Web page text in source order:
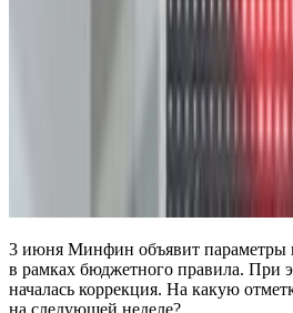
3 июня Минфин объявит параметры
в рамках бюджетного правила. При
началась коррекция. На какую